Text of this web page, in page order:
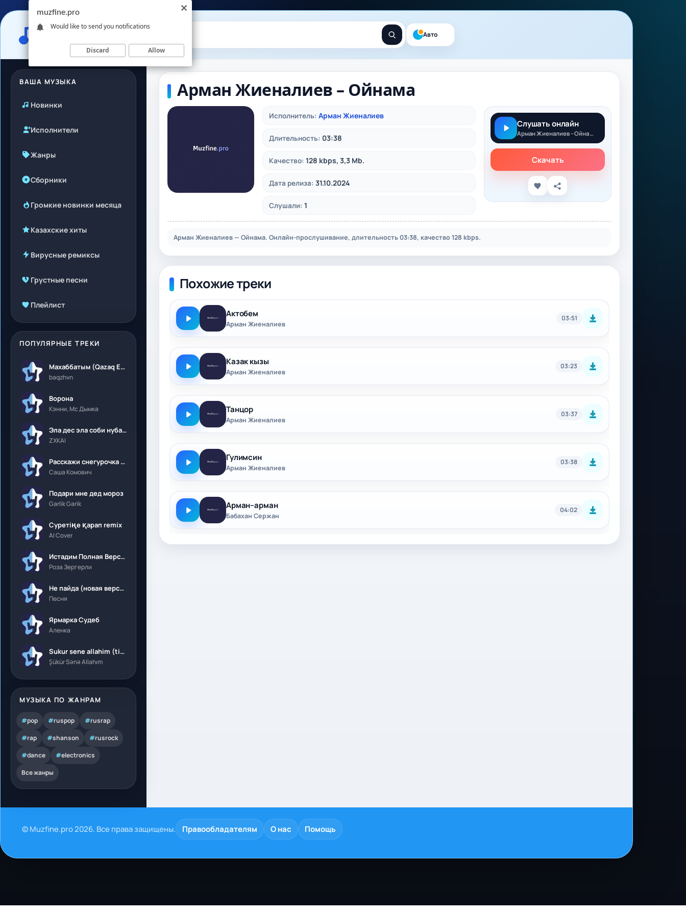
Авто
ВАША МУЗЫКА
Новинки
Исполнители
Жанры
Сборники
Громкие новинки месяца
Казахские хиты
Вирусные ремиксы
Грустные песни
Плейлист
ПОПУЛЯРНЫЕ ТРЕКИ
Махаббатым (Qazaq Edition)
baqzhvn
Ворона
Кэнни, Мс Дымка
Эла дес эла соби нубалеприсон
ZXKAI
Расскажи снегурочка где была
Саша Комович
Подари мне дед мороз
Garlik Garik
Суретіңе қарап remix
AI Cover
Истадим Полная Версия
Роза Зергерли
Не пайда (новая версия)
Песня
Ярмарка Судеб
Аленка
Sukur sene allahim (tik tok)
Şükür Sənə Allahım
МУЗЫКА ПО ЖАНРАМ
#pop #ruspop #rusrap
#rap #shanson #rusrock
#dance #electronics
Все жанры
Арман Жиеналиев – Ойнама
Исполнитель: Арман Жиеналиев
Длительность: 03:38
Качество: 128 kbps, 3,3 Mb.
Дата релиза: 31.10.2024
Слушали: 1
Слушать онлайн
Арман Жиеналиев – Ойнама
Скачать
Арман Жиеналиев — Ойнама. Онлайн-прослушивание, длительность 03:38, качество 128 kbps.
Похожие треки
Актобем
Арман Жиеналиев
03:51
Казак кызы
Арман Жиеналиев
03:23
Танцор
Арман Жиеналиев
03:37
Гулимсин
Арман Жиеналиев
03:38
Арман–арман
Бабахан Сержан
04:02
© Muzfine.pro 2026. Все права защищены. Правообладателям О нас Помощь
muzfine.pro
Would like to send you notifications
Discard Allow